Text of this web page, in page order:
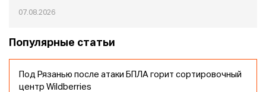
07.08.2026
Популярные статьи
Под Рязанью после атаки БПЛА горит сортировочный
центр Wildberries